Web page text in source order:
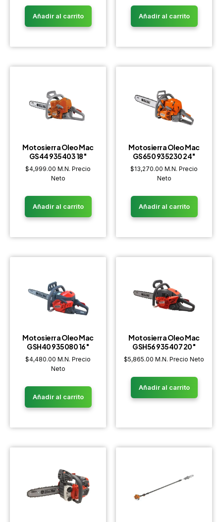
Añadir al carrito Añadir al carrito
Motosierra Oleo Mac
GS44 935403 18″
$4,999.00 M.N. Precio
Neto
Añadir al carrito
Motosierra Oleo Mac
GS650 935230 24″
$13,270.00 M.N. Precio
Neto
Añadir al carrito
Motosierra Oleo Mac
GSH40 935080 16″
$4,480.00 M.N. Precio
Neto
Añadir al carrito
Motosierra Oleo Mac
GSH56 935407 20″
$5,865.00 M.N. Precio Neto
Añadir al carrito